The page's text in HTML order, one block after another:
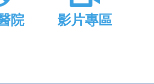
院 影片專區